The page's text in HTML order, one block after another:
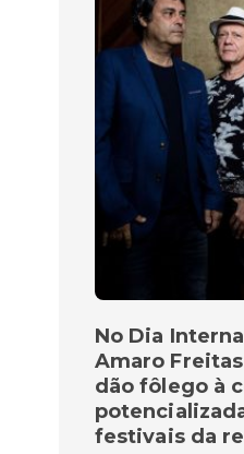
No Dia
Amaro
dão fôlego à
festivais da